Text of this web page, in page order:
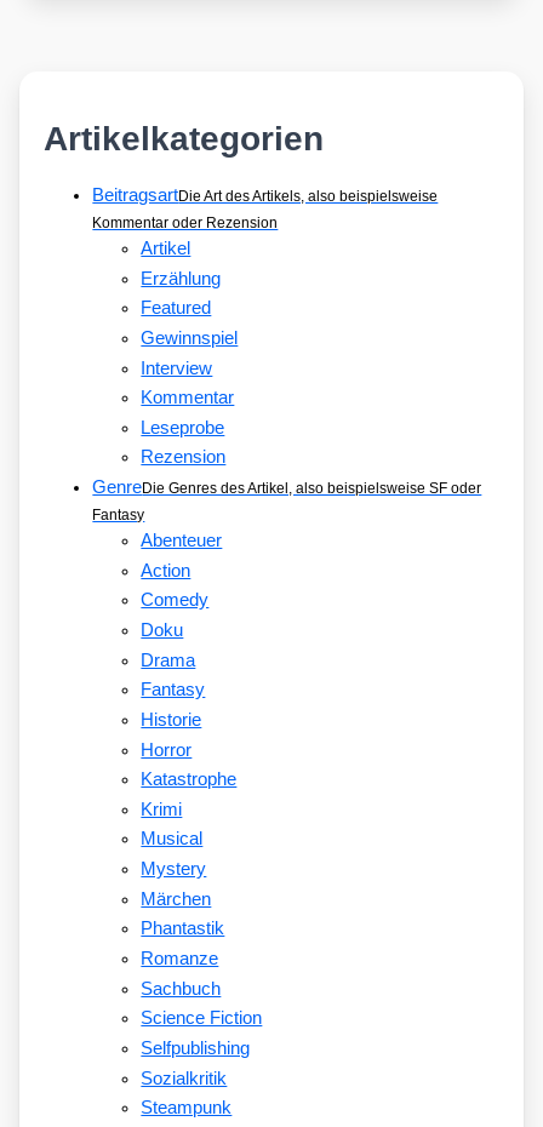
Artikelkategorien
BeitragsartDie Art des Artikels, also beispielsweise
Kommentar oder Rezension
Artikel
Erzählung
Featured
Gewinnspiel
Interview
Kommentar
Leseprobe
Rezension
GenreDie Genres des Artikel, also beispielsweise SF oder
Fantasy
Abenteuer
Action
Comedy
Doku
Drama
Fantasy
Historie
Horror
Katastrophe
Krimi
Musical
Mystery
Märchen
Phantastik
Romanze
Sachbuch
Science Fiction
Selfpublishing
Sozialkritik
Steampunk